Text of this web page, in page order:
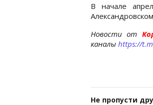
В начале
Новости от
каналы https://
Не пропусти